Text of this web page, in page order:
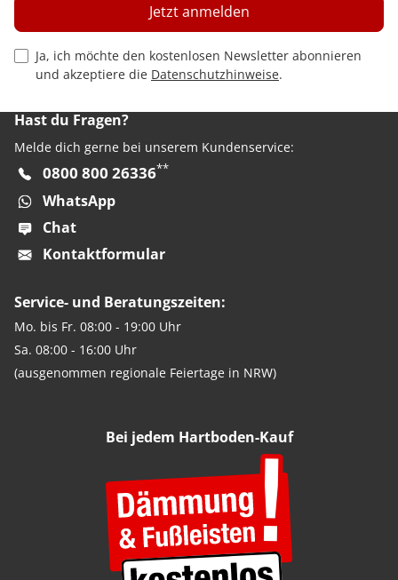
Privacy Policy Checkbox
Ja, ich möchte den kostenlosen Newsletter abonnieren
und akzeptiere die Datenschutzhinweise.
Jetzt anmelden
Hast du Fragen?
Melde dich gerne bei unserem Kundenservice:
0800 800 26336**
WhatsApp
Chat
Kontaktformular
Service- und Beratungszeiten:
Mo. bis Fr. 08:00 - 19:00 Uhr
Sa. 08:00 - 16:00 Uhr
(ausgenommen regionale Feiertage in NRW)
Bei jedem Hartboden-Kauf